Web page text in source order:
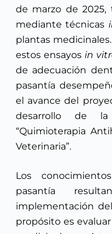
de marzo de 2025,
mediante técnicas
plantas
estos ensayos in
de adecuación
pasantía
el avance del
desarrollo de
“Quimioterapia
Veterinaria”.
Los
pasantía
implementación
propósito es